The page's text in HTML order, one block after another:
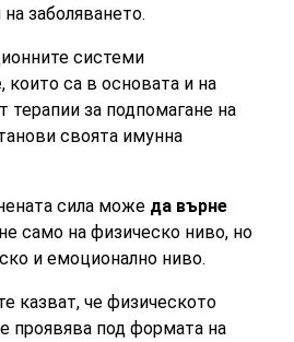
заболяването.
системи
които са в основата и на
за подпомагане на
своята имунна
сила може да върне
не само на физическо ниво, но
и емоционално ниво.
казват, че физическото
проявява под формата на